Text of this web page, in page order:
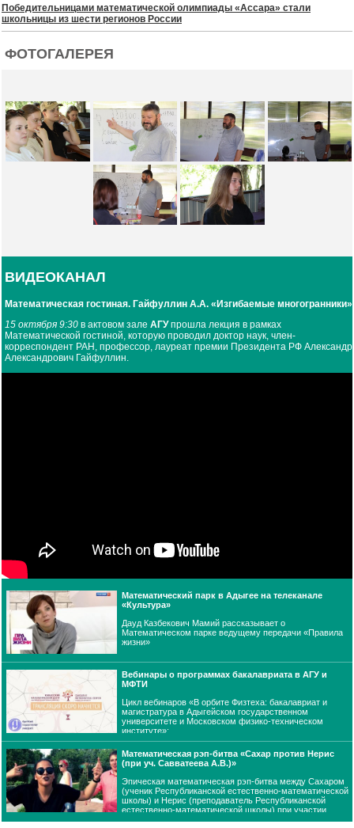
Победительницами математической олимпиады «Ассара» стали
школьницы из шести регионов России
ФОТОГАЛЕРЕЯ
ВИДЕОКАНАЛ
Математическая гостиная. Гайфуллин А.А. «Изгибаемые многогранники»
15 октября 9:30 в актовом зале АГУпрошла лекция в рамках
Математической гостиной, которую проводил доктор наук, член-
корреспондент РАН, профессор, лауреат премии Президента РФ Александр
Александрович Гайфуллин.
Математический парк в Адыгее на телеканале
«Культура»
Дауд Казбекович Мамий рассказывает о
Математическом парке ведущему передачи «Правила
жизни»
Вебинары о программах бакалавриата в АГУ и
МФТИ
Цикл вебинаров «В орбите Физтеха: бакалавриат и
магистратура в Адыгейском государственном
университете и Московском физико-техническом
институте»:
1. А.В. Савватеев «Волшебная школьная математика в Адыгее»;
2. А.М. Райгородский «Математический центр Физтеха и Адыгейского
государственного университета в Майкопе»;
3. Д.К. Мамий «Математика как удовольствие»
Математическая рэп-битва «Сахар против Нерис
(при уч. Савватеева А.В.)»
Эпическая математическая рэп-битва между Сахаром
(ученик Республиканской естественно-математической
школы) и Нерис (преподаватель Республиканской
естественно-математической школы) при участии